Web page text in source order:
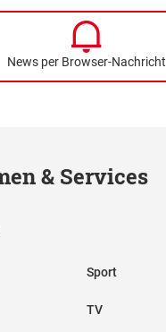
News per Browser-Nachricht
& Services
Sport
TV